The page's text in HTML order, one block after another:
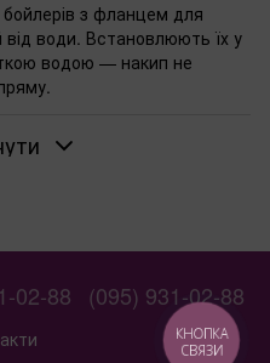
з фланцем для
від води. Встановлюють їх у
водою — накип не
бо колба захищає від
як впливає на нагрів
— від 1 до 3 кВт. Для
02-88 (095) 931-02-88
КНОПКА
СВЯЗИ